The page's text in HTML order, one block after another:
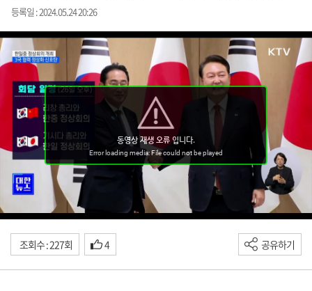
등록일 : 2024.05.24 20:26
조회수 : 227회 4 공유하기